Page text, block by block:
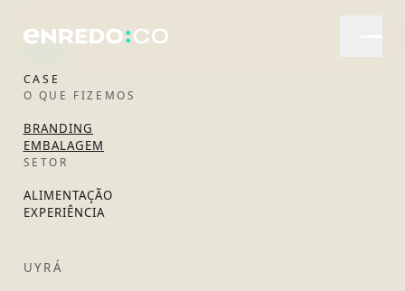
CASE
O QUE FIZEMOS
BRANDING
EMBALAGEM
SETOR
ALIMENTAÇÃO
EXPERIÊNCIA
UYRÁ